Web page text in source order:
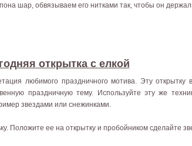
шар, обвязываем его нитками так, чтобы он
открытка с елкой
любимого праздничного мотива. Эту открытку
праздничную тему. Используйте эту же
звездами или снежинками.
Положите ее на открытку и пробойником сделайте